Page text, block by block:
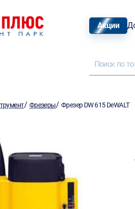
Акции
/ Фрезеры/ Фрезер DW 615 DeWALT